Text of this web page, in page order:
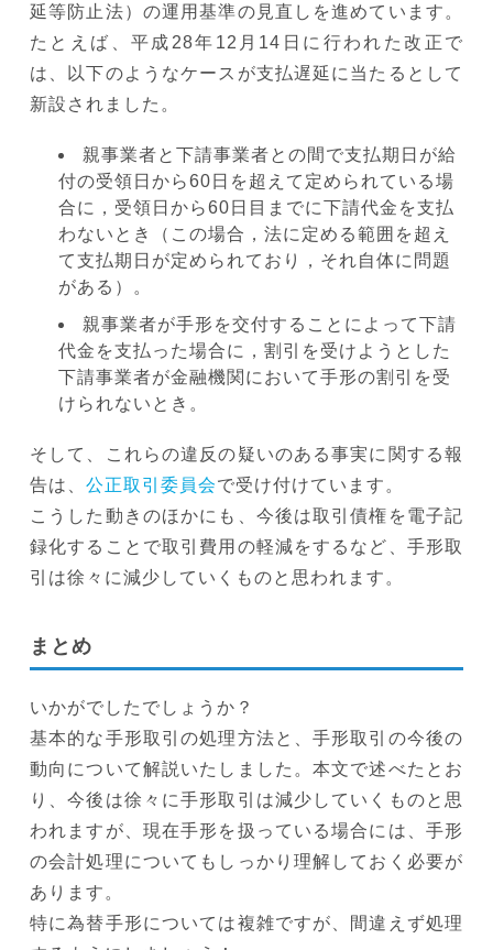
延等防止法）の運用基準の見直しを進めています。
たとえば、平成28年12月14日に行われた改正で
は、以下のようなケースが支払遅延に当たるとして
新設されました。
親事業者と下請事業者との間で支払期日が給
付の受領日から60日を超えて定められている場
合に，受領日から60日目までに下請代金を支払
わないとき（この場合，法に定める範囲を超え
て支払期日が定められており，それ自体に問題
がある）。
親事業者が手形を交付することによって下請
代金を支払った場合に，割引を受けようとした
下請事業者が金融機関において手形の割引を受
けられないとき。
そして、これらの違反の疑いのある事実に関する報
告は、 公正取引委員会で受け付けています。
こうした動きのほかにも、今後は取引債権を電子記
録化することで取引費用の軽減をするなど、手形取
引は徐々に減少していくものと思われます。
まとめ
いかがでしたでしょうか？
基本的な手形取引の処理方法と、手形取引の今後の
動向について解説いたしました。本文で述べたとお
り、今後は徐々に手形取引は減少していくものと思
われますが、現在手形を扱っている場合には、手形
の会計処理についてもしっかり理解しておく必要が
あります。
特に為替手形については複雑ですが、間違えず処理